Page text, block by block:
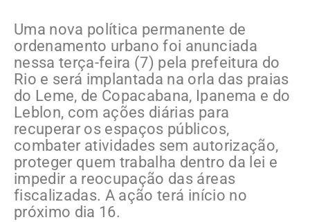
Uma nova política permanente de
ordenamento urbano foi anunciada
nessa terça-feira (7) pela prefeitura do
Rio e será implantada na orla das praias
do Leme, de Copacabana, Ipanema e do
Leblon, com ações diárias para
recuperar os espaços públicos,
combater atividades sem autorização,
proteger quem trabalha dentro da lei e
impedir a reocupação das áreas
fiscalizadas. A ação terá início no
próximo dia 16.